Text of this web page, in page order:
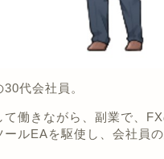
代会社員。
て働きながら、副業で、
ールEAを駆使し、会社員